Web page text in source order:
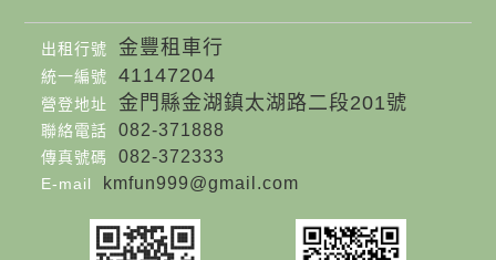
出租行號 金豐租車行
統一編號 41147204
營登地址 金門縣金湖鎮太湖路二段201號
聯絡電話 082-371888
傳真號碼 082-372333
E-mail kmfun999@gmail.com